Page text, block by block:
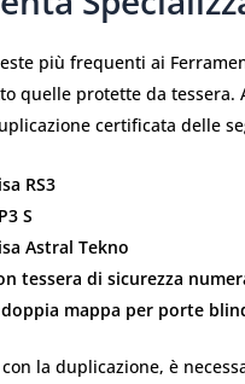
più frequenti ai
quelle protette da
certificata delle
RS3
S
Astral Tekno
tessera di sicurezza
doppia mappa per porte
la duplicazione, è